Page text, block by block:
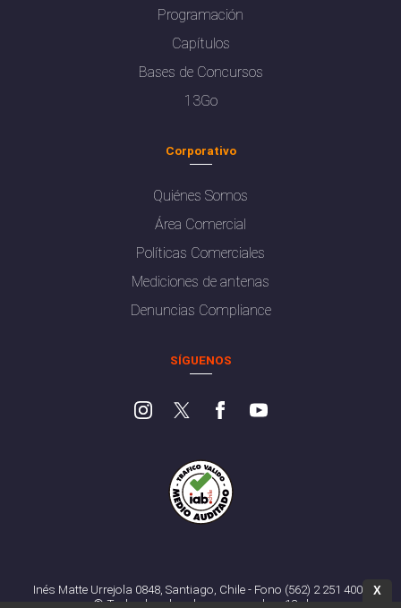
Programación
Capítulos
Bases de Concursos
13Go
Corporativo
Quiénes Somos
Área Comercial
Políticas Comerciales
Mediciones de antenas
Denuncias Compliance
SÍGUENOS
Inés Matte Urrejola 0848, Santiago, Chile - Fono (562) 2 251 4000
© Todos los derechos reservados. 13.cl
X